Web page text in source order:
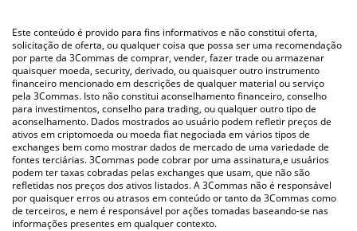
acima para verificar o último preço de Contentos nas principais
moedas fiat e criptográficas.
Este conteúdo é provido para fins informativos e não constitui oferta,
solicitação de oferta, ou qualquer coisa que possa ser uma recomendação
por parte da 3Commas de comprar, vender, fazer trade ou armazenar
quaisquer moeda, security, derivado, ou quaisquer outro instrumento
financeiro mencionado em descrições de qualquer material ou serviço
pela 3Commas. Isto não constitui aconselhamento financeiro, conselho
para investimentos, conselho para trading, ou qualquer outro tipo de
aconselhamento. Dados mostrados ao usuário podem refletir preços de
ativos em criptomoeda ou moeda fiat negociada em vários tipos de
exchanges bem como mostrar dados de mercado de uma variedade de
fontes terciárias. 3Commas pode cobrar por uma assinatura,e usuários
podem ter taxas cobradas pelas exchanges que usam, que não são
refletidas nos preços dos ativos listados. A 3Commas não é responsável
por quaisquer erros ou atrasos em conteúdo or tanto da 3Commas como
de terceiros, e nem é responsável por ações tomadas baseando-se nas
informações presentes em qualquer contexto.